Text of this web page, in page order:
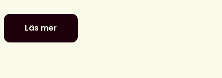
Läs mer
Digitala
dialoger: